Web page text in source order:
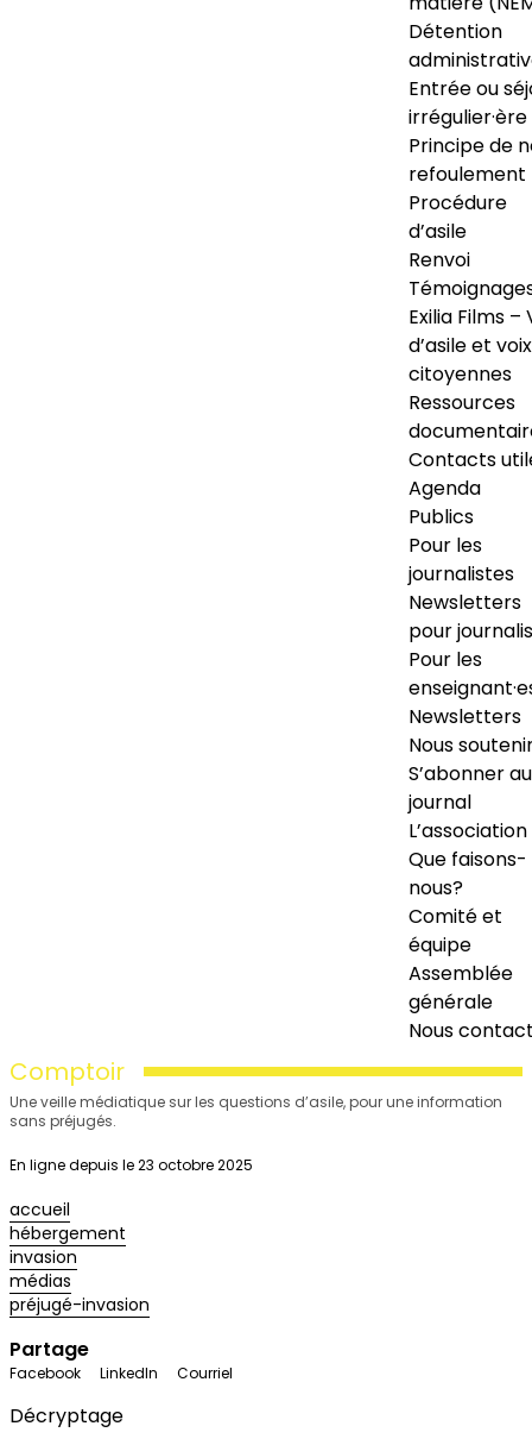
Détention
Entrée ou
irrégulier·ère
Principe de
refoulement
Procédure
d’asile
Renvoi
Exilia Films –
d’asile et voix
citoyennes
Ressources
Contacts
Agenda
Publics
Pour les
journalistes
Newsletters
pour
Pour les
Newsletters
Nous
S’abonner au
journal
L’association
Que faisons-
nous?
Comité et
équipe
Assemblée
générale
Nous
Comptoir
Une veille médiatique sur les questions d’asile, pour une information
sans préjugés.
En ligne depuis le 23 octobre 2025
accueil
hébergement
invasion
médias
préjugé-invasion
Partage
Facebook LinkedIn Courriel
Décryptage